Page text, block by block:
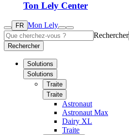
Ton Lely Center
FR Mon Lely
Rechercher
Rechercher
Solutions
Solutions
Traite
Traite
Astronaut
Astronaut Max
Dairy XL
Traite